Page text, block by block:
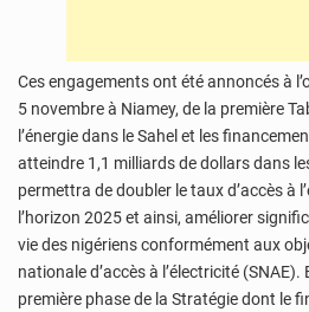
Ces engagements ont été annoncés à
5 novembre à Niamey, de la première
l’énergie dans le Sahel et les
atteindre 1,1 milliards de dollars dans
permettra de doubler le taux d’accès à
l’horizon 2025 et ainsi, améliorer
vie des nigériens conformément aux
nationale d’accès à l’électricité (SNAE).
première phase de la Stratégie dont le